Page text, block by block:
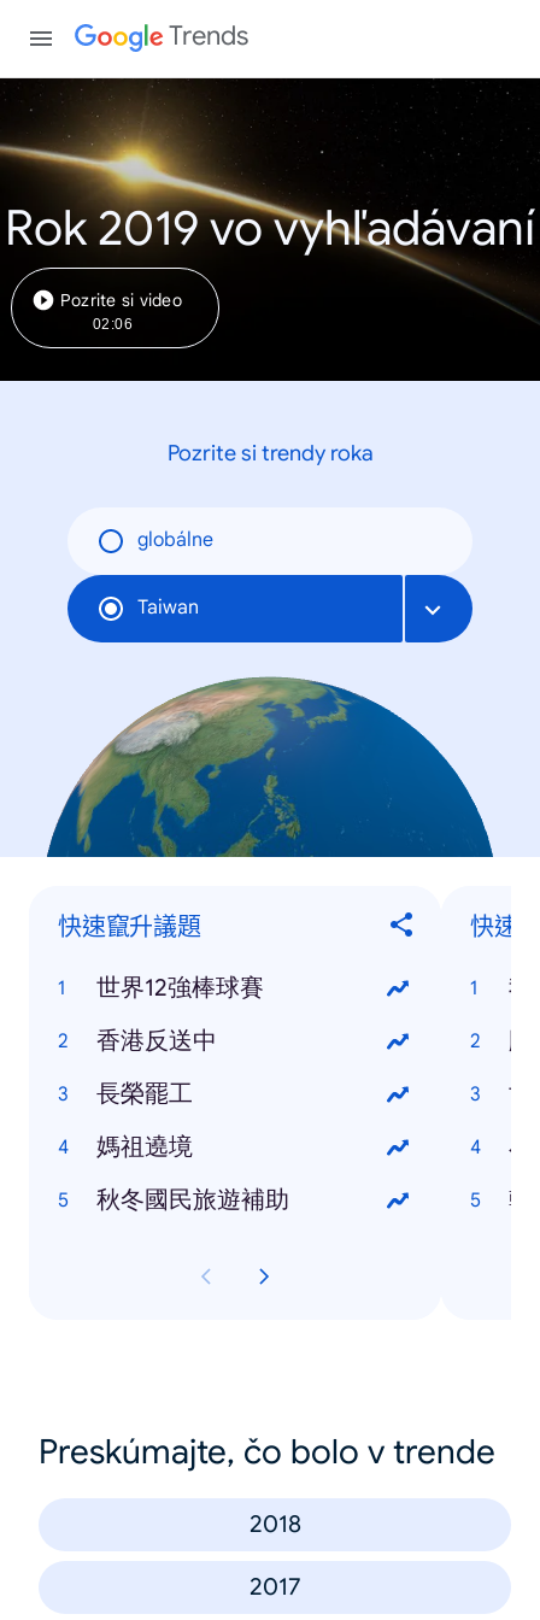
Trends
Rok 2019 vo vyhľadávaní
Pozrite si video
02:06
Pozrite si trendy roka
globálne
Taiwan
快速竄升議題
世界12強棒球賽
香港反送中
長榮罷工
媽祖遶境
秋冬國民旅遊補助
快速
我
颱
世
小
韓
Preskúmajte, čo bolo v trende
2018
2017